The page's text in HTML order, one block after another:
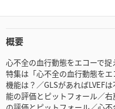
概要
心不全の血行動態をエコーで捉
特集は「心不全の血行動態を
機能は？／GLSがあればLVEF
能の評価とピットフォール／